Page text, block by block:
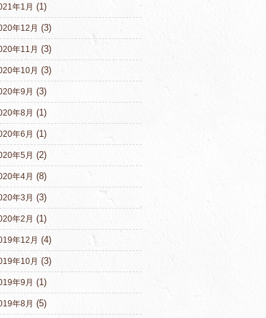
年1月 (1)
年12月 (3)
年11月 (3)
年10月 (3)
年9月 (3)
年8月 (1)
年6月 (1)
年5月 (2)
年4月 (8)
年3月 (3)
年2月 (1)
年12月 (4)
年10月 (3)
年9月 (1)
年8月 (5)